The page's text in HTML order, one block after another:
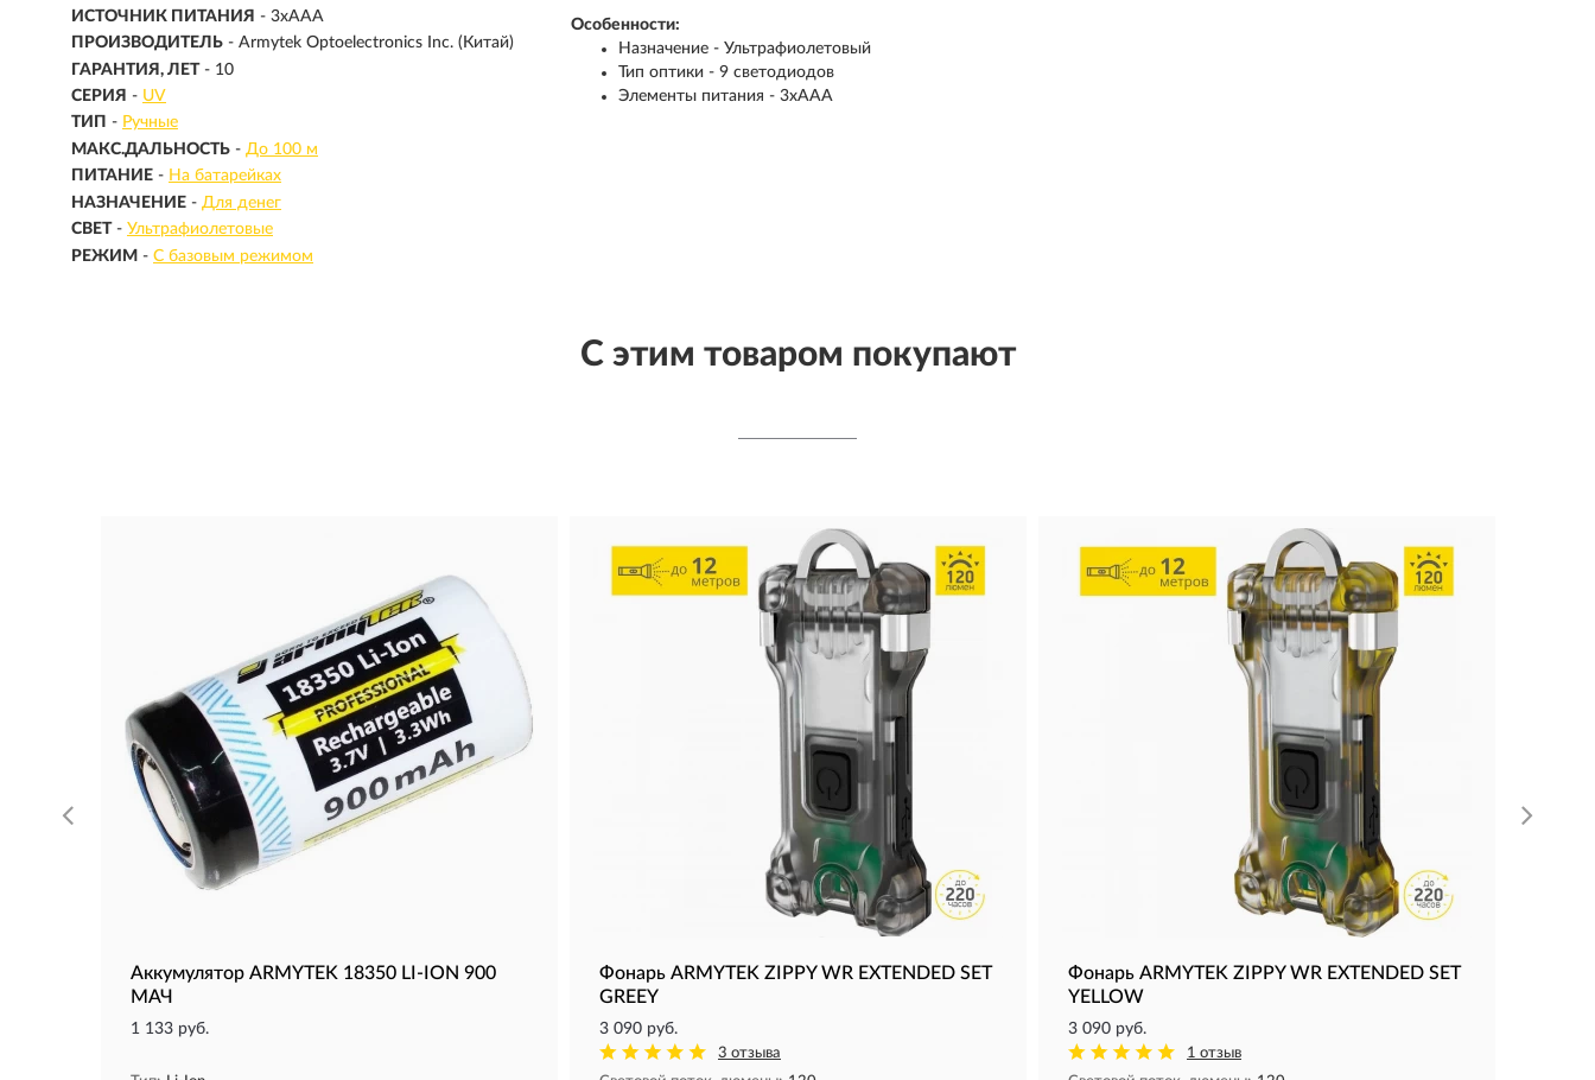
ИСТОЧНИК ПИТАНИЯ - 3хААА
ПРОИЗВОДИТЕЛЬ - Armytek Optoelectronics Inc. (Китай)
ГАРАНТИЯ, ЛЕТ - 10
СЕРИЯ - UV
ТИП - Ручные
МАКС.ДАЛЬНОСТЬ - До 100 м
ПИТАНИЕ - На батарейках
НАЗНАЧЕНИЕ - Для денег
СВЕТ - Ультрафиолетовые
РЕЖИМ - С базовым режимом
Особенности:
Назначение - Ультрафиолетовый
Тип оптики - 9 светодиодов
Элементы питания - 3хААА
С этим товаром покупают
Аккумулятор ARMYTEK 18350 LI-ION 900
МАЧ
1 133 руб.
Фонарь ARMYTEK ZIPPY WR EXTENDED SET
GREEY
3 090 руб.
3 отзыва
Фонарь ARMYTEK ZIPPY WR EXTENDED SET
YELLOW
3 090 руб.
1 отзыв